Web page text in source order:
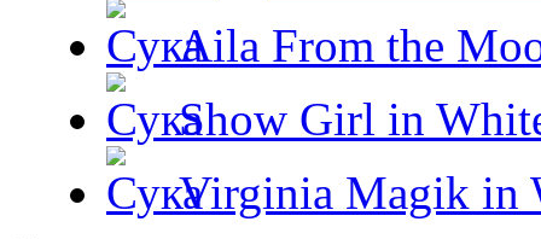
Aila From the
Show Girl in
Virginia Magik in